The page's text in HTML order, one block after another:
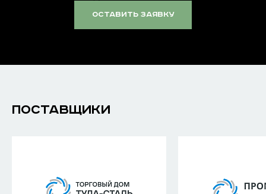
оставить заявку
ПОСТАВЩИКИ